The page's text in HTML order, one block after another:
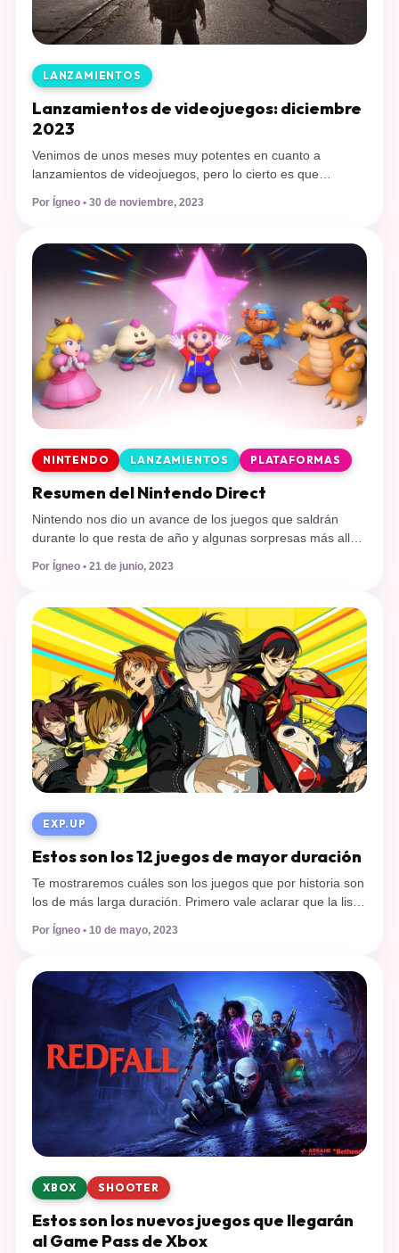
LANZAMIENTOS
Lanzamientos de videojuegos: diciembre
2023
Venimos de unos meses muy potentes en cuanto a
lanzamientos de videojuegos, pero lo cierto es que
diciembre aún tiene juegos que entregarnos para lograr un
gran cierre de 2023. Como ya es costumbre en Caramelo
lanzamientos de videojuegos para este diciembre de 2023,
mes que da […]
Por Ígneo • 30 de noviembre, 2023
NINTENDO LANZAMIENTOS PLATAFORMAS
Resumen del Nintendo Direct
Nintendo nos dio un avance de los juegos que saldrán
durante lo que resta de año y algunas sorpresas más allá.
Como avisamos ayer, Nintendo tuvo un Nintendo Direct
hace minutos y acá les traemos un resumen para los que
Tesoro Oculto del Área Cero El […]
Por Ígneo • 21 de junio, 2023
EXP.UP
Estos son los 12 juegos de mayor duración
Te mostraremos cuáles son los juegos que por historia son
los de más larga duración. Primero vale aclarar que la lista
se basa en el tiempo promedio que se necesita para
completar la campaña principal de la historia de un juego,
mucho o ningún […]
Por Ígneo • 10 de mayo, 2023
XBOX SHOOTER
Estos son los nuevos juegos que llegarán
al Game Pass de Xbox